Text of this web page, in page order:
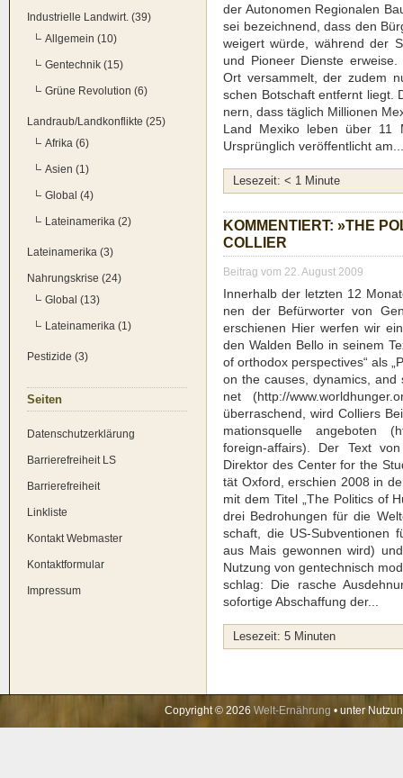
Industrielle Landwirt. (39)
Allgemein (10)
Gentechnik (15)
Grüne Revolution (6)
Landraub/Landkonflikte (25)
Afrika (6)
Asien (1)
Global (4)
Lateinamerika (2)
Lateinamerika (3)
Nahrungskrise (24)
Global (13)
Lateinamerika (1)
Pestizide (3)
Sei­ten
Daten­schutz­er­klä­rung
Bar­rie­re­frei­heit LS
Bar­rie­re­frei­heit
Link­lis­te
Kon­takt Web­mas­ter
Kon­takt­for­mu­lar
Impres­sum
der Auto­no­men Regio­na­len
sei bezeich­nend, dass den
wei­gert wür­de, wäh­rend der
und Pio­neer Diens­te
Ort ver­sam­melt, der zudem
schen Bot­schaft ent­fernt liegt.
nern, dass täg­lich Mil­lio­nen
Land Mexi­ko leben über 11
Ursprüng­lich ver­öf­fent­licht am...
Lese­zeit: < 1 Minu­te
KOM­MEN­TIERT: »THE
COL­LIER
Beitrag vom 22. August 2009
Inner­halb der letz­ten 12
nen der Befür­wor­ter von
erschie­nen Hier wer­fen wir
den Wal­den Bel­lo in sei­nem
of ortho­dox per­spec­ti­ves“ als
on the cau­ses, dyna­mics,
net (http://
über­ra­schend, wird Col­liers
ma­ti­ons­quel­le ange­bo­ten
foreign-affairs). Der Text
Direk­tor des Cen­ter for the
tät Oxford, erschien 2008 in
mit dem Titel „The Poli­tics of
drei Bedro­hun­gen für die
schaft, die US-Sub­ven­tio­nen
aus Mais gewon­nen wird)
Nut­zung von gen­tech­nisch
schlag: Die rasche
sofor­ti­ge Abschaf­fung der...
Lese­zeit: 5 Minu­ten
Copyright © 2026 Welt-Ernährung • unter